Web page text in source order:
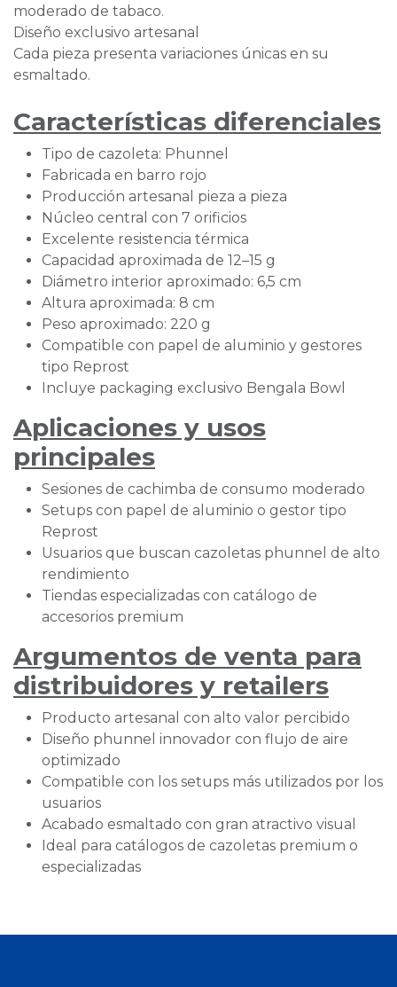
moderado de tabaco.
Diseño exclusivo artesanal
Cada pieza presenta variaciones únicas en su
esmaltado.
Características diferenciales
Tipo de cazoleta: Phunnel
Fabricada en barro rojo
Producción artesanal pieza a pieza
Núcleo central con 7 orificios
Excelente resistencia térmica
Capacidad aproximada de 12–15 g
Diámetro interior aproximado: 6,5 cm
Altura aproximada: 8 cm
Peso aproximado: 220 g
Compatible con papel de aluminio y gestores
tipo Reprost
Incluye packaging exclusivo Bengala Bowl
Aplicaciones y usos
principales
Sesiones de cachimba de consumo moderado
Setups con papel de aluminio o gestor tipo
Reprost
Usuarios que buscan cazoletas phunnel de alto
rendimiento
Tiendas especializadas con catálogo de
accesorios premium
Argumentos de venta para
distribuidores y retailers
Producto artesanal con alto valor percibido
Diseño phunnel innovador con flujo de aire
optimizado
Compatible con los setups más utilizados por los
usuarios
Acabado esmaltado con gran atractivo visual
Ideal para catálogos de cazoletas premium o
especializadas